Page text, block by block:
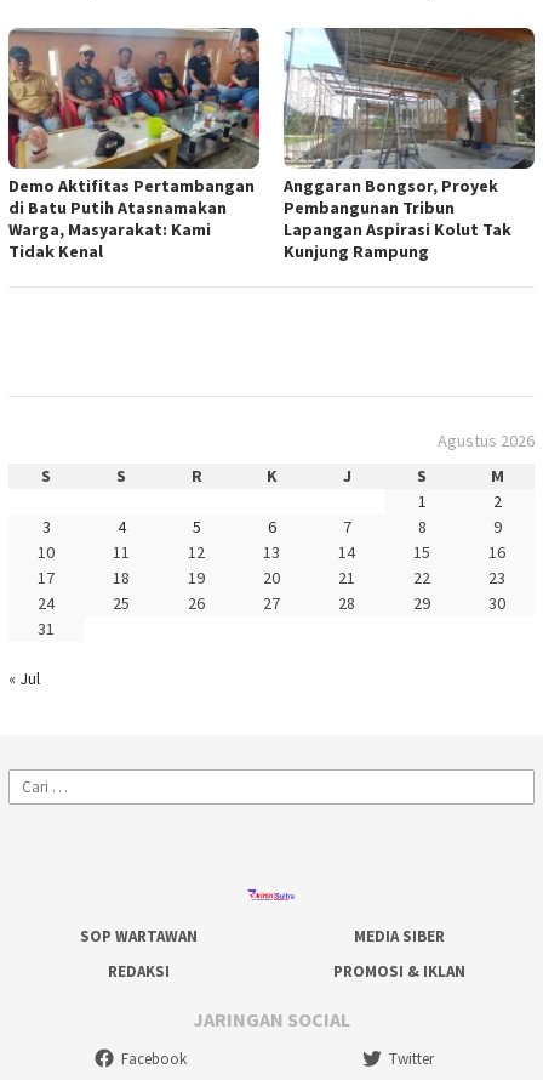
Demo Aktifitas Pertambangan
di Batu Putih Atasnamakan
Warga, Masyarakat: Kami
Tidak Kenal
Anggaran Bongsor, Proyek
Pembangunan Tribun
Lapangan Aspirasi Kolut Tak
Kunjung Rampung
Agustus 2026
S
S R K J S
M
1
2
3
4 5 6 7 8
9
10
11 12 13 14 15
16
17
18 19 20 21 22
23
24
25 26 27 28 29
30
31
« Jul
Cari
untuk:
SOP WARTAWAN
MEDIA SIBER
REDAKSI
PROMOSI & IKLAN
JARINGAN SOCIAL
Facebook Twitter